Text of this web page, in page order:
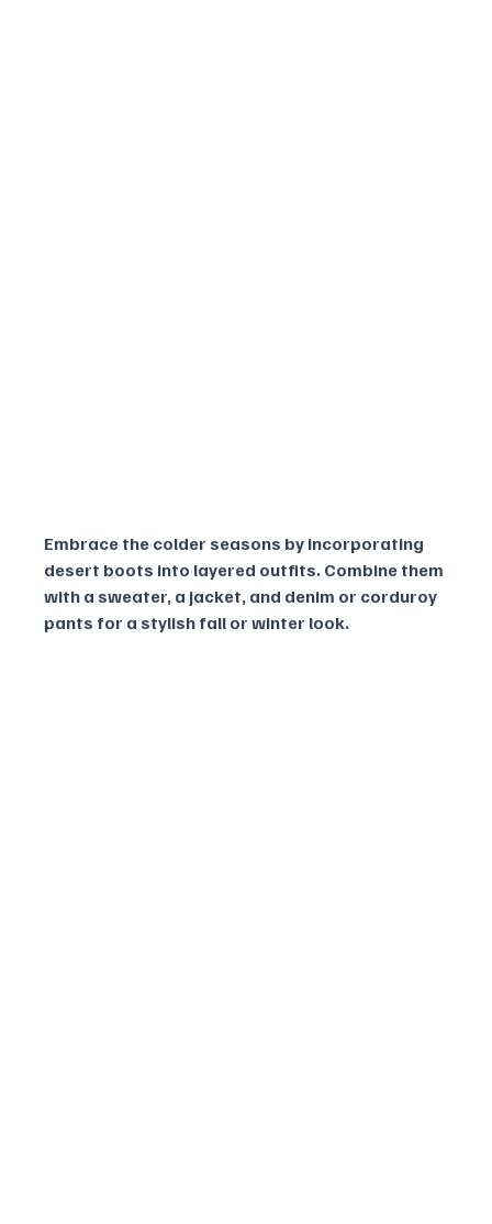
Embrace the colder seasons by incorporating
desert boots into layered outfits. Combine them
with a sweater, a jacket, and denim or corduroy
pants for a stylish fall or winter look.